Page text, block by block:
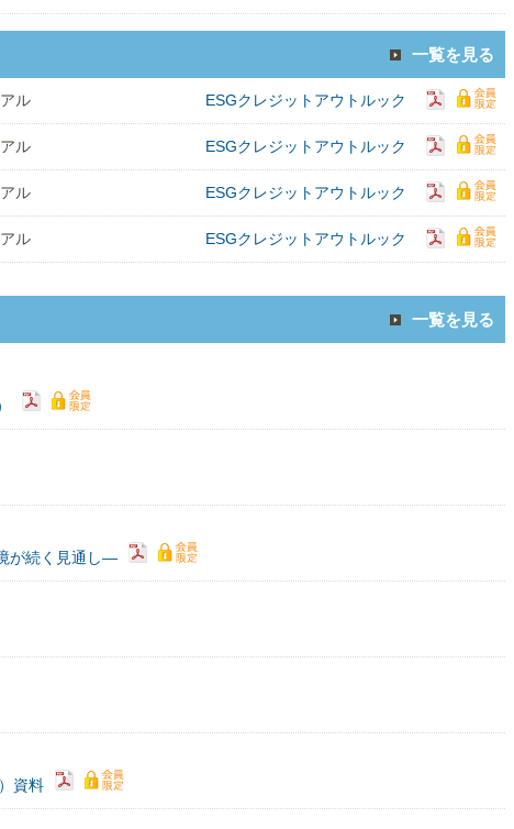
一覧を見る
ル ESGクレジットアウトルック
ル ESGクレジットアウトルック
ル ESGクレジットアウトルック
ル ESGクレジットアウトルック
一覧を見る
が続く見通し―
資料